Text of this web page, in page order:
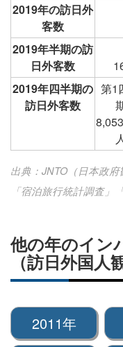
2019年の訪日外
客数
2019年半期の訪
日外客数
2019年四半期の
訪日外客数
第1
出典：JNTO（日本政
「宿泊旅行統計調査」
他の年のイン
（訪日外国人
2011年